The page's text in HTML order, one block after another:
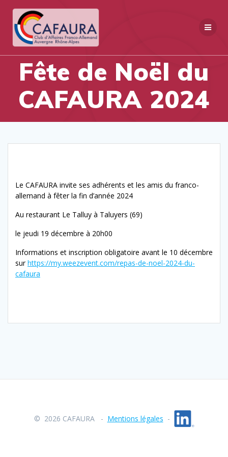
Fête de Noël du
CAFAURA 2024
Le CAFAURA invite ses adhérents et les amis du franco-
allemand à fêter la fin d’année 2024
Au restaurant Le Talluy à Taluyers (69)
le jeudi 19 décembre à 20h00
Informations et inscription obligatoire avant le 10 décembre
surhttps://my.weezevent.com/repas-de-noel-2024-du-
cafaura
© 2026 CAFAURA - Mentions légales -